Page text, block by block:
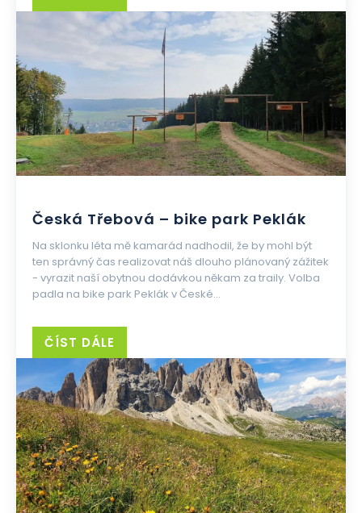
Česká Třebová – bike park Peklák
Na sklonku léta mě kamarád nadhodil, že by mohl být
ten správný čas realizovat náš dlouho plánovaný zážitek
- vyrazit naší obytnou dodávkou někam za traily. Volba
padla na bike park Peklák v České...
ČÍST DÁLE